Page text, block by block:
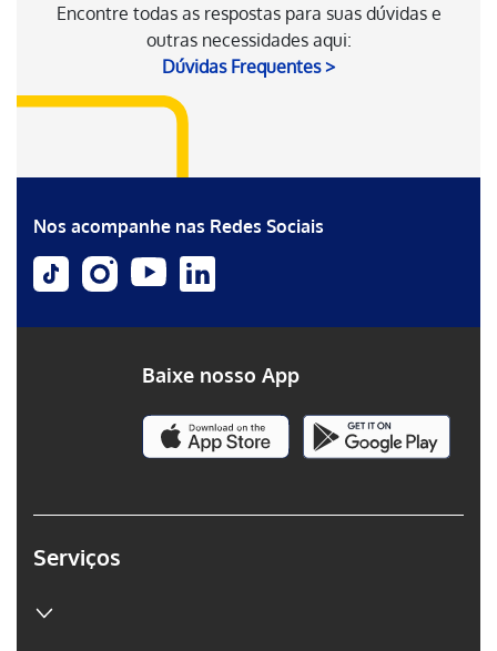
Encontre todas as respostas para suas dúvidas e
outras necessidades aqui:
Dúvidas Frequentes
Nos acompanhe nas Redes Sociais
Serviços
Baixe nosso App